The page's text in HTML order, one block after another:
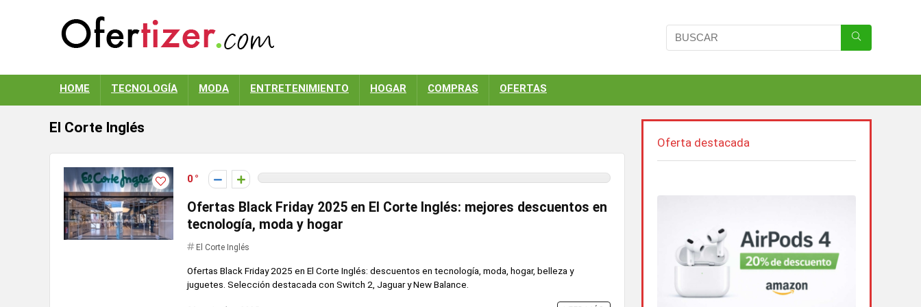
HOME TECNOLOGÍA MODA ENTRETENIMIENTO HOGAR COMPRAS OFERTAS
El Corte Inglés
0
Ofertas Black Friday 2025 en El Corte Inglés: mejores descuentos en
tecnología, moda y hogar
El Corte Inglés
Ofertas Black Friday 2025 en El Corte Inglés: descuentos en tecnología, moda, hogar, belleza y
juguetes. Selección destacada con Switch 2, Jaguar y New Balance.
Oferta destacada